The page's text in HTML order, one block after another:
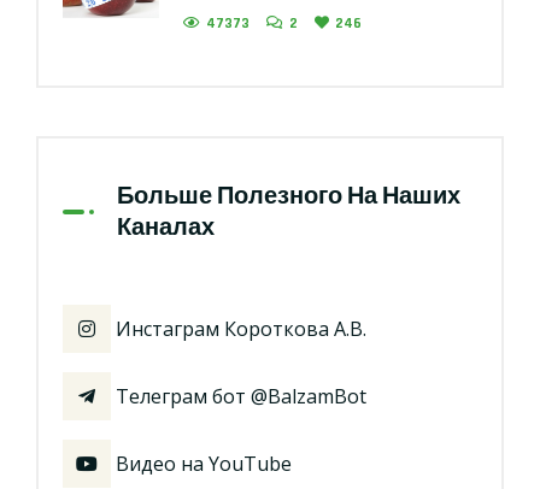
47373 2 246
Больше Полезного На Наших
Каналах
Инстаграм Короткова А.В.
Телеграм бот @BalzamBot
Видео на YouTube